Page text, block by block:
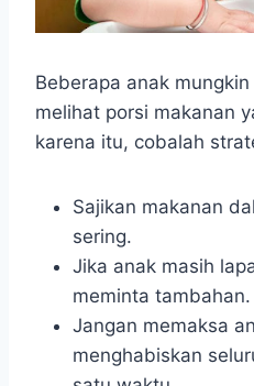
Beberapa anak
melihat porsi makanan
karena itu, cobalah
Sajikan makanan
sering.
Jika anak masih
meminta tambahan.
Jangan memaksa
menghabiskan